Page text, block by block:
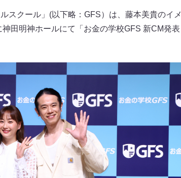
スクール」(以下略：GFS）は、藤本美貴のイメ
田明神ホールにて「お金の学校GFS 新CM発表